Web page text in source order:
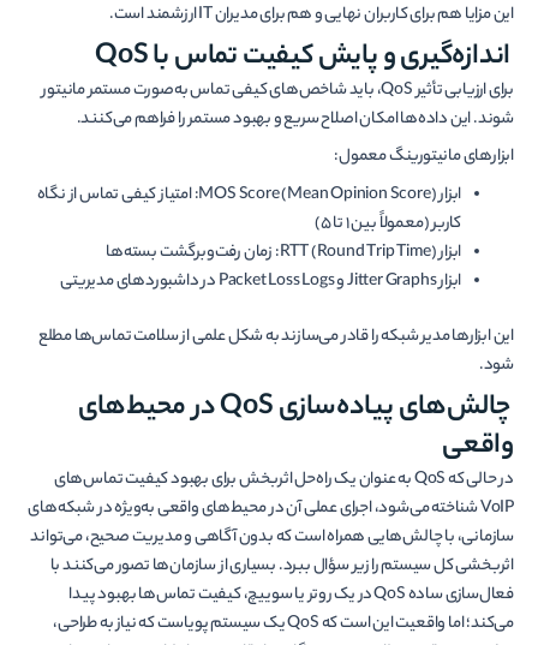
این مزایا هم برای کاربران نهایی و هم برای مدیران IT ارزشمند است.
اندازه‌گیری و پایش کیفیت تماس با QoS
برای ارزیابی تأثیر QoS، باید شاخص‌های کیفی تماس به‌صورت مستمر مانیتور
شوند. این داده‌ها امکان اصلاح سریع و بهبود مستمر را فراهم می‌کنند.
ابزارهای مانیتورینگ معمول:
ابزار MOS Score (Mean Opinion Score): امتیاز کیفی تماس از نگاه
کاربر (معمولاً بین ۱ تا ۵)
ابزار RTT (Round Trip Time): زمان رفت‌وبرگشت بسته‌ها
ابزار Jitter Graphs و Packet Loss Logs در داشبوردهای مدیریتی
این ابزارها مدیر شبکه را قادر می‌سازند به شکل علمی از سلامت تماس‌ها مطلع
شود.
چالش‌های پیاده‌سازی QoS در محیط‌های
واقعی
در حالی که QoS به عنوان یک راه‌حل اثربخش برای بهبود کیفیت تماس‌های
VoIP شناخته می‌شود، اجرای عملی آن در محیط‌های واقعی به‌ویژه در شبکه‌های
سازمانی، با چالش‌هایی همراه است که بدون آگاهی و مدیریت صحیح، می‌تواند
اثربخشی کل سیستم را زیر سؤال ببرد. بسیاری از سازمان‌ها تصور می‌کنند با
فعال‌سازی ساده QoS در یک روتر یا سوییچ، کیفیت تماس‌ها بهبود پیدا
می‌کند؛ اما واقعیت این است که QoS یک سیستم پویاست که نیاز به طراحی،